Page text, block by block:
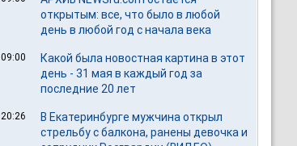
открытым: все, что было в любой
день в любой год с начала века
09:00
Какой была новостная картина в этот
день - 31 мая в каждый год за
последние 20 лет
20:26
В Екатеринбурге мужчина открыл
стрельбу с балкона, ранены девочка и